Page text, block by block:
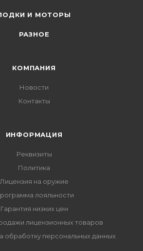
И МОТОРЫ
РАЗНОЕ
КОМПАНИЯ
Новости
Контакты
ИНФОРМАЦИЯ
Реквизиты
Политика
Лицензия на оружие
лояльности
Гарантия низких цен
лицензионных товаров
обработку персональных данных